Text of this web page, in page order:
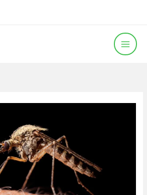
المحتوى